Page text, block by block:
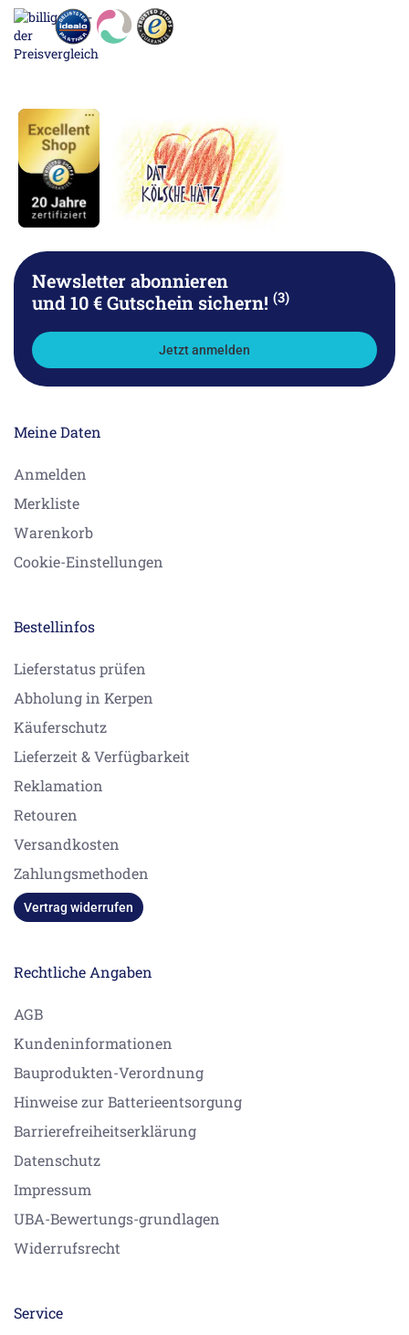
Newsletter abonnieren
und 10 € Gutschein sichern! (3)
Jetzt anmelden
Meine Daten
Anmelden
Merkliste
Warenkorb
Cookie-Einstellungen
Bestellinfos
Lieferstatus prüfen
Abholung in Kerpen
Käuferschutz
Lieferzeit & Verfügbarkeit
Reklamation
Retouren
Versandkosten
Zahlungsmethoden
Vertrag widerrufen
Rechtliche Angaben
AGB
Kundeninformationen
Bauprodukten-Verordnung
Hinweise zur Batterieentsorgung
Barrierefreiheitserklärung
Datenschutz
Impressum
UBA-Bewertungs-grundlagen
Widerrufsrecht
Service